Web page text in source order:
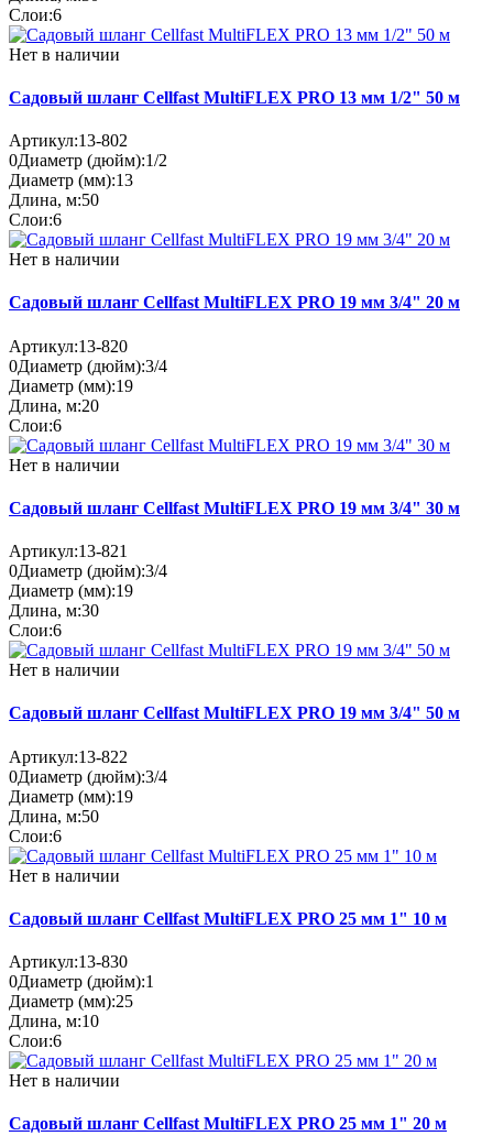
Слои:6
Нет в наличии
Садовый шланг Cellfast MultiFLEX PRO 13 мм 1/2" 50 м
Артикул:13-802
0Диаметр (дюйм):1/2
Диаметр (мм):13
Длина, м:50
Слои:6
Нет в наличии
Садовый шланг Cellfast MultiFLEX PRO 19 мм 3/4" 20 м
Артикул:13-820
0Диаметр (дюйм):3/4
Диаметр (мм):19
Длина, м:20
Слои:6
Нет в наличии
Садовый шланг Cellfast MultiFLEX PRO 19 мм 3/4" 30 м
Артикул:13-821
0Диаметр (дюйм):3/4
Диаметр (мм):19
Длина, м:30
Слои:6
Нет в наличии
Садовый шланг Cellfast MultiFLEX PRO 19 мм 3/4" 50 м
Артикул:13-822
0Диаметр (дюйм):3/4
Диаметр (мм):19
Длина, м:50
Слои:6
Нет в наличии
Садовый шланг Cellfast MultiFLEX PRO 25 мм 1" 10 м
Артикул:13-830
0Диаметр (дюйм):1
Диаметр (мм):25
Длина, м:10
Слои:6
Нет в наличии
Садовый шланг Cellfast MultiFLEX PRO 25 мм 1" 20 м